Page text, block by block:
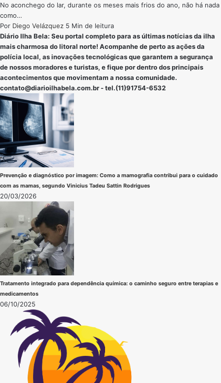
No aconchego do lar, durante os meses mais frios do ano, não há nada
como…
Por Diego Velázquez 5 Min de leitura
Diário Ilha Bela: Seu portal completo para as últimas notícias da ilha
mais charmosa do litoral norte! Acompanhe de perto as ações da
polícia local, as inovações tecnológicas que garantem a segurança
de nossos moradores e turistas, e fique por dentro dos principais
acontecimentos que movimentam a nossa comunidade.
contato@diarioilhabela.com.br - tel.(11)91754-6532
Prevenção e diagnóstico por imagem: Como a mamografia contribui para o cuidado
com as mamas, segundo Vinicius Tadeu Sattin Rodrigues
20/03/2026
Tratamento integrado para dependência química: o caminho seguro entre terapias e
medicamentos
06/10/2025